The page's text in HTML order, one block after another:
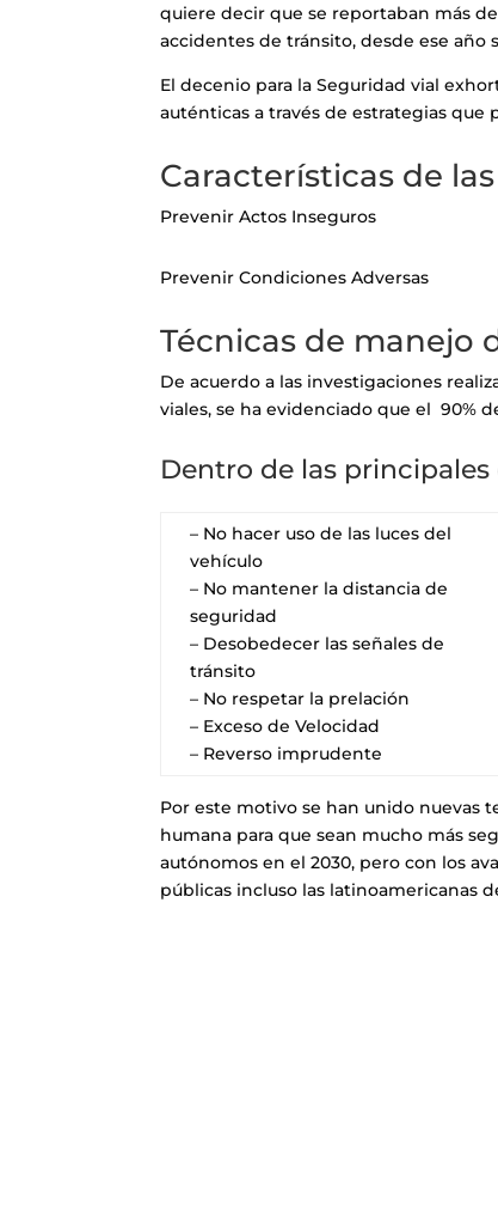
quiere decir que se reportaban más
accidentes de tránsito, desde ese año
El decenio para la Seguridad vial
auténticas a través de estrategias
Características de
Prevenir Actos Inseguros
Prevenir Condiciones Adversas
Técnicas de manejo
De acuerdo a las investigaciones
viales, se ha evidenciado que el 90%
Dentro de las
– No hacer uso de las luces del
vehículo
– No mantener la distancia de
seguridad
– Desobedecer las señales de
tránsito
– No respetar la prelación
– Exceso de Velocidad
– Reverso imprudente
Por este motivo se han unido nuevas
humana para que sean mucho más
autónomos en el 2030, pero con los
públicas incluso las latinoamericanas